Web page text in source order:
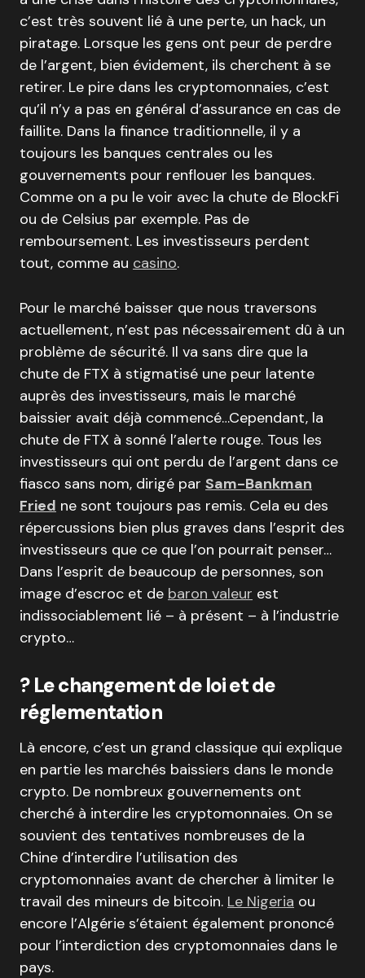
c’est très souvent lié à une perte, un hack, un
piratage. Lorsque les gens ont peur de perdre
de l’argent, bien évidement, ils cherchent à se
retirer. Le pire dans les cryptomonnaies, c’est
qu’il n’y a pas en général d’assurance en cas de
faillite. Dans la finance traditionnelle, il y a
toujours les banques centrales ou les
gouvernements pour renflouer les banques.
Comme on a pu le voir avec la chute de BlockFi
ou de Celsius par exemple. Pas de
remboursement. Les investisseurs perdent
tout, comme au casino.
Pour le marché baisser que nous traversons
actuellement, n’est pas nécessairement dû à un
problème de sécurité. Il va sans dire que la
chute de FTX à stigmatisé une peur latente
auprès des investisseurs, mais le marché
baissier avait déjà commencé…Cependant, la
chute de FTX à sonné l’alerte rouge. Tous les
investisseurs qui ont perdu de l’argent dans ce
fiasco sans nom, dirigé par Sam-Bankman
Fried ne sont toujours pas remis. Cela eu des
répercussions bien plus graves dans l’esprit des
investisseurs que ce que l’on pourrait penser…
Dans l’esprit de beaucoup de personnes, son
image d’escroc et de baron valeur est
indissociablement lié – à présent – à l’industrie
crypto…
?Le changement de loi et de
réglementation
Là encore, c’est un grand classique qui explique
en partie les marchés baissiers dans le monde
crypto. De nombreux gouvernements ont
cherché à interdire les cryptomonnaies. On se
souvient des tentatives nombreuses de la
Chine d’interdire l’utilisation des
cryptomonnaies avant de chercher à limiter le
travail des mineurs de bitcoin. Le Nigeria ou
encore l’Algérie s’étaient également prononcé
pour l’interdiction des cryptomonnaies dans le
pays.